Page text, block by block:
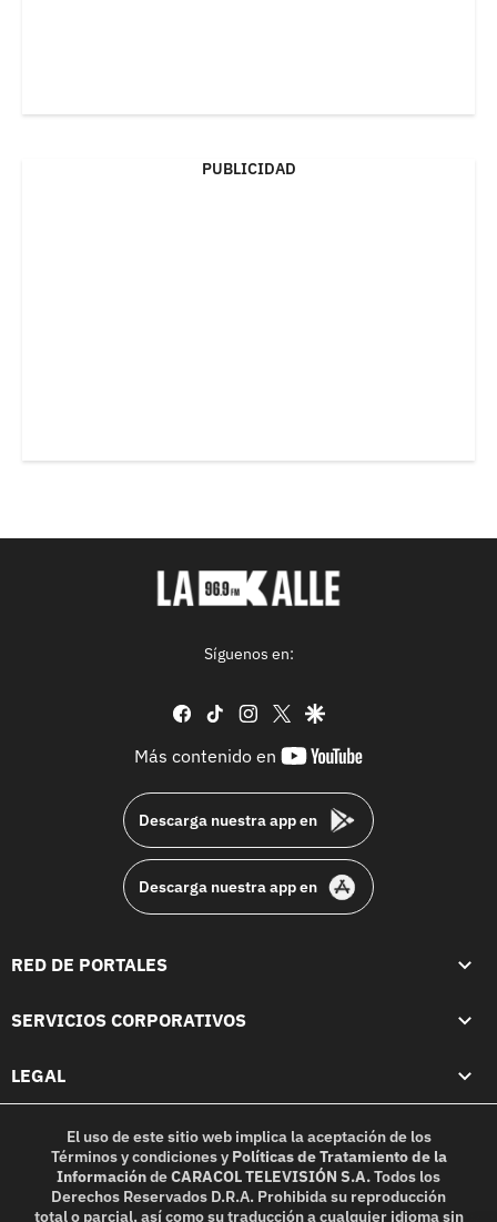
PUBLICIDAD
Síguenos en:
facebook
tiktok instagram
twittergoogle
Más contenido en
youtube-
Descarga nuestra app en
Descarga nuestra app en
RED DE PORTALES
SERVICIOS CORPORATIVOS
LEGAL
El uso de este sitio web implica la aceptación de los
Términos y condicionesy Políticas de Tratamiento de la
InformacióndeCARACOL TELEVISIÓN S.A.Todos los
Derechos Reservados D.R.A. Prohibida su reproducción
total o parcial, así como su traducción a cualquier idioma sin